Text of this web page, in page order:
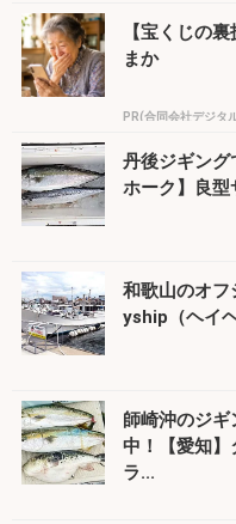
【宝くじの
まか
PR(合同会社デジタ
丹後ジギング
ホーク】良型
和歌山のオ
yship（ヘイ
師崎沖のジ
中！【愛知】
ラ...